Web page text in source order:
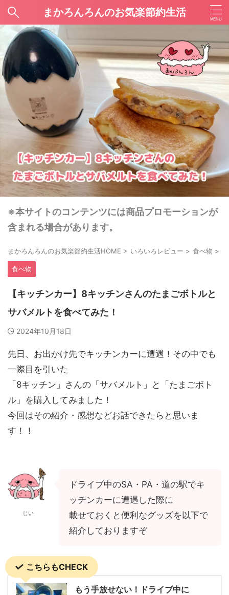
まかろんろんのお気楽節約生活
※本サイトのコンテンツには商品プロモーションが
含まれる場合があります。
まかろんろんのお気楽節約生活HOME > いろいろレビュー > 食べ物 >
食べ物
【キッチンカー】8キッチンさんのたまごボトルと
サバメルトを食べてみた！
2024年10月18日
先日、お出かけ先でキッチンカーに遭遇！その中でも
一際目を引いた
「8キッチン」さんの「サバメルト」と「たまごボト
ル」を購入してみました！
今回はその紹介・感想などお話できたらと思いま
す！！
じい
ドライブ中のSA・PA・道の駅でキ
ッチンカーに遭遇した際に
載せておくと便利なグッズを以下で
紹介しておりますぞ
こちらもCHECK
もう手放せない！ドライブ中に